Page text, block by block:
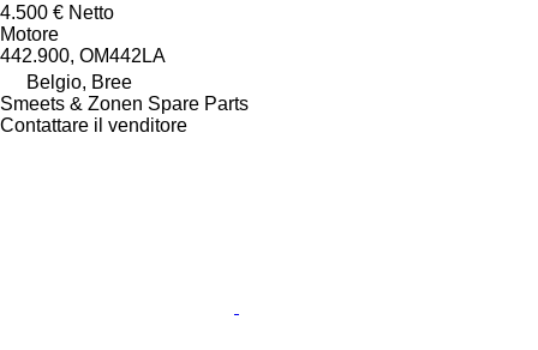
4.500 € Netto
Motore
442.900, OM442LA
Belgio, Bree
Smeets & Zonen Spare Parts
Contattare il venditore